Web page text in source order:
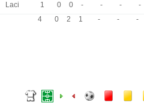
Laci 1 0 0 - - - -
4 0 2 1 - - -